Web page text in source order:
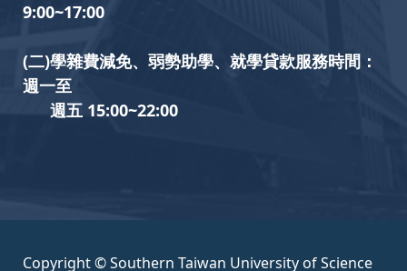
9:00~17:00
(二)學雜費減免、弱勢助學、就學貸款服務時間：
週一至
週五 15:00~22:00
Copyright © Southern Taiwan University of Science